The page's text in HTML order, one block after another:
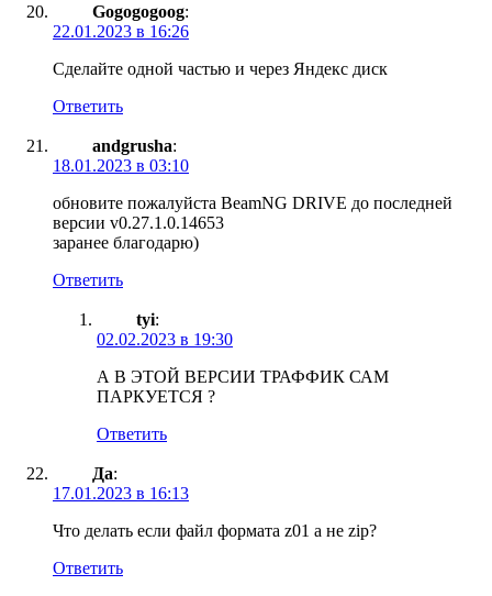
Gogogogoog:
22.01.2023 в 16:26
Сделайте одной частью и через Яндекс диск
Ответить
andgrusha:
18.01.2023 в 03:10
обновите пожалуйста BeamNG DRIVE до последней
версии v0.27.1.0.14653
заранее благодарю)
Ответить
tyi:
02.02.2023 в 19:30
А В ЭТОЙ ВЕРСИИ ТРАФФИК САМ
ПАРКУЕТСЯ ?
Ответить
Да:
17.01.2023 в 16:13
Что делать если файл формата z01 а не zip?
Ответить